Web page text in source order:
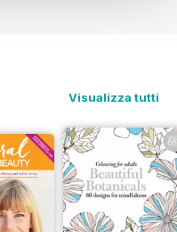
Visualizza tutti